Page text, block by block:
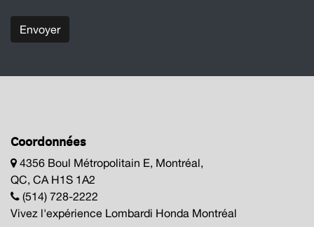
Envoyer
Coordonnées
4356 Boul Métropolitain E, Montréal,
QC, CA H1S 1A2
(514) 728-2222
Vivez l'expérience Lombardi Honda Montréal